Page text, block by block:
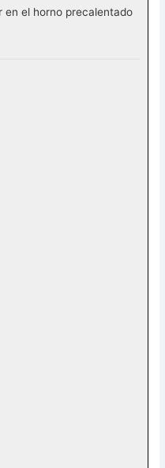
en el horno precalentado